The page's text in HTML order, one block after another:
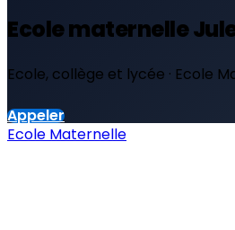
Ecole maternelle
Ecole, collège et lycée · Ecole
Appeler
Ecole Maternelle